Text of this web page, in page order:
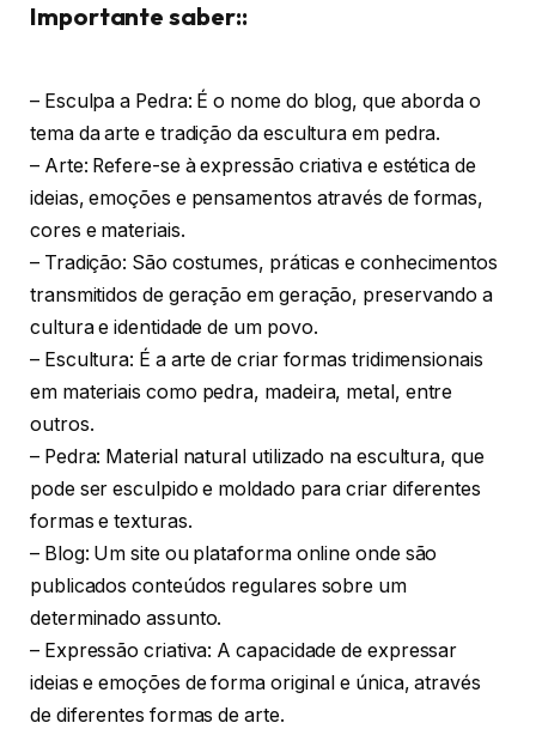
Importante saber::
– Esculpa a Pedra: É o nome do blog, que aborda o
tema da arte e tradição da escultura em pedra.
– Arte: Refere-se à expressão criativa e estética de
ideias, emoções e pensamentos através de formas,
cores e materiais.
– Tradição: São costumes, práticas e conhecimentos
transmitidos de geração em geração, preservando a
cultura e identidade de um povo.
– Escultura: É a arte de criar formas tridimensionais
em materiais como pedra, madeira, metal, entre
outros.
– Pedra: Material natural utilizado na escultura, que
pode ser esculpido e moldado para criar diferentes
formas e texturas.
– Blog: Um site ou plataforma online onde são
publicados conteúdos regulares sobre um
determinado assunto.
– Expressão criativa: A capacidade de expressar
ideias e emoções de forma original e única, através
de diferentes formas de arte.